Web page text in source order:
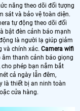
năng theo dõi đối tượng
sát và bảo vệ toàn diện.
tự động theo dõi đối
bật đèn cảnh báo mạnh
là người lạ giúp giảm
và chính xác. Camera wifi
âm thanh cảnh báo giọng
phép bạn nắm bắt
cả ngày lẫn đêm,
là thiết bị an ninh toàn
cửa hàng.